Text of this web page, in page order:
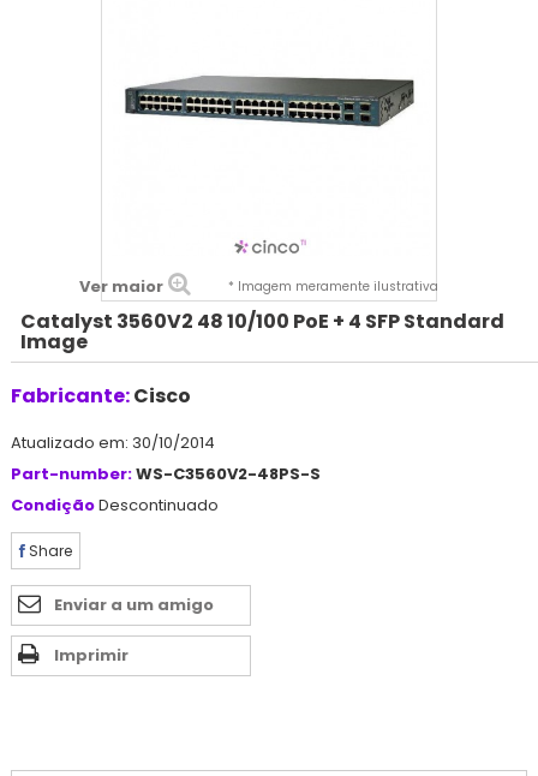
Ver maior * Imagem meramente ilustrativa
Catalyst 3560V2 48 10/100 PoE + 4 SFP Standard
Image
Fabricante:Cisco
Atualizado em: 30/10/2014
Part-number:WS-C3560V2-48PS-S
CondiçãoDescontinuado
Share
Enviar a um amigo
Imprimir